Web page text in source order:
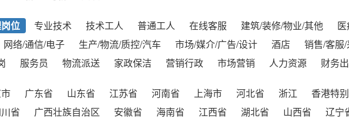
位 专业技术 技术工人 普通工人 在线客服 建筑/装修/物业/其他
网络/通信/电子 生产/物流/质控/汽车 市场/媒介/广告/设计 酒店 销售/客服
服务员 物流派送 家政保洁 营销行政 市场营销 人力资源 财务
广东省 山东省 江苏省 河南省 上海市 河北省 浙江 香港特
省 广西壮族自治区 安徽省 海南省 江西省 湖北省 山西省 辽宁